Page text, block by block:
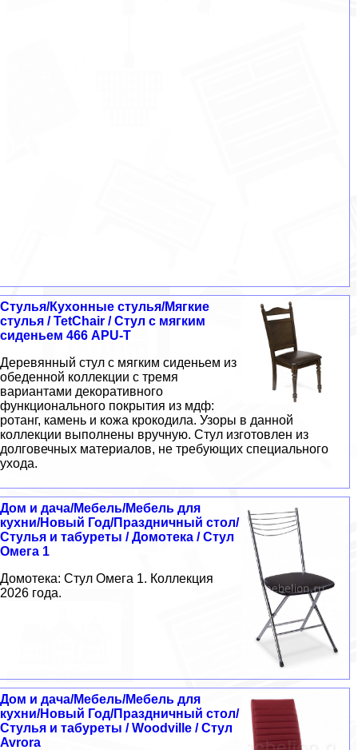
Стулья/Кухонные стулья/Мягкие
стулья / TetChair / Стул с мягким
сиденьем 466 APU-T
Деревянный стул с мягким сиденьем из
обеденной коллекции с тремя
вариантами декоративного
функционального покрытия из мдф:
ротанг, камень и кожа крокодила. Узоры в данной
коллекции выполнены вручную. Стул изготовлен из
долговечных материалов, не требующих специального
ухода.
Дом и дача/Мебель/Мебель для
кухни/Новый Год/Праздничный стол/
Стулья и табуреты / Домотека / Стул
Омега 1
Домотека: Стул Омега 1. Коллекция
2026 года.
Дом и дача/Мебель/Мебель для
кухни/Новый Год/Праздничный стол/
Стулья и табуреты / Woodville / Стул
Avrora